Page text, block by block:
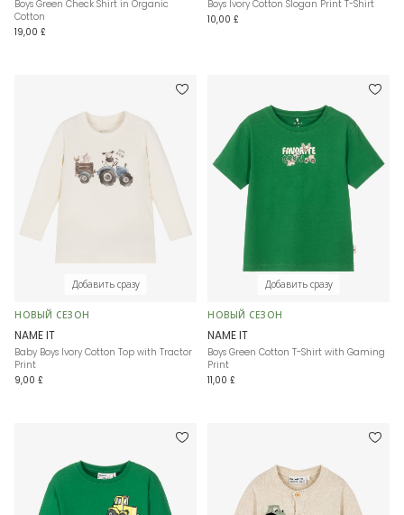
Boys Green Check Shirt in Organic
Cotton
19,00 £
Boys Ivory Cotton Slogan Print T-Shirt
10,00 £
Добавить сразу
НОВЫЙ СЕЗОН
NAME IT
Baby Boys Ivory Cotton Top with Tractor
Print
9,00 £
Добавить сразу
НОВЫЙ СЕЗОН
NAME IT
Boys Green Cotton T-Shirt with Gaming
Print
11,00 £